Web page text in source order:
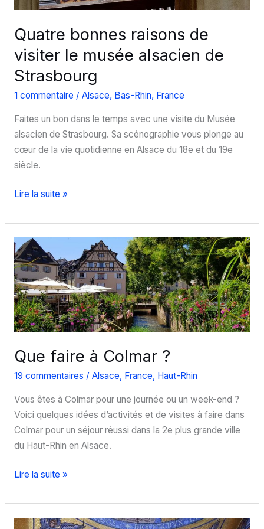
l’Histoire
Quatre bonnes raisons de
visiter le musée alsacien de
Strasbourg
1 commentaire / Alsace, Bas-Rhin, France
Faites un bon dans le temps avec une visite du Musée
alsacien de Strasbourg. Sa scénographie vous plonge au
cœur de la vie quotidienne en Alsace du 18e et du 19e
siècle.
Quatre
raisons
de
visiter
le
musée
alsacien
de
Strasbourg
Lire la suite »
Que faire à Colmar ?
19 commentaires / Alsace, France, Haut-Rhin
Vous êtes à Colmar pour une journée ou un week-end ?
Voici quelques idées d’activités et de visites à faire dans
Colmar pour un séjour réussi dans la 2e plus grande ville
du Haut-Rhin en Alsace.
Que
à
Colmar
Lire la suite »